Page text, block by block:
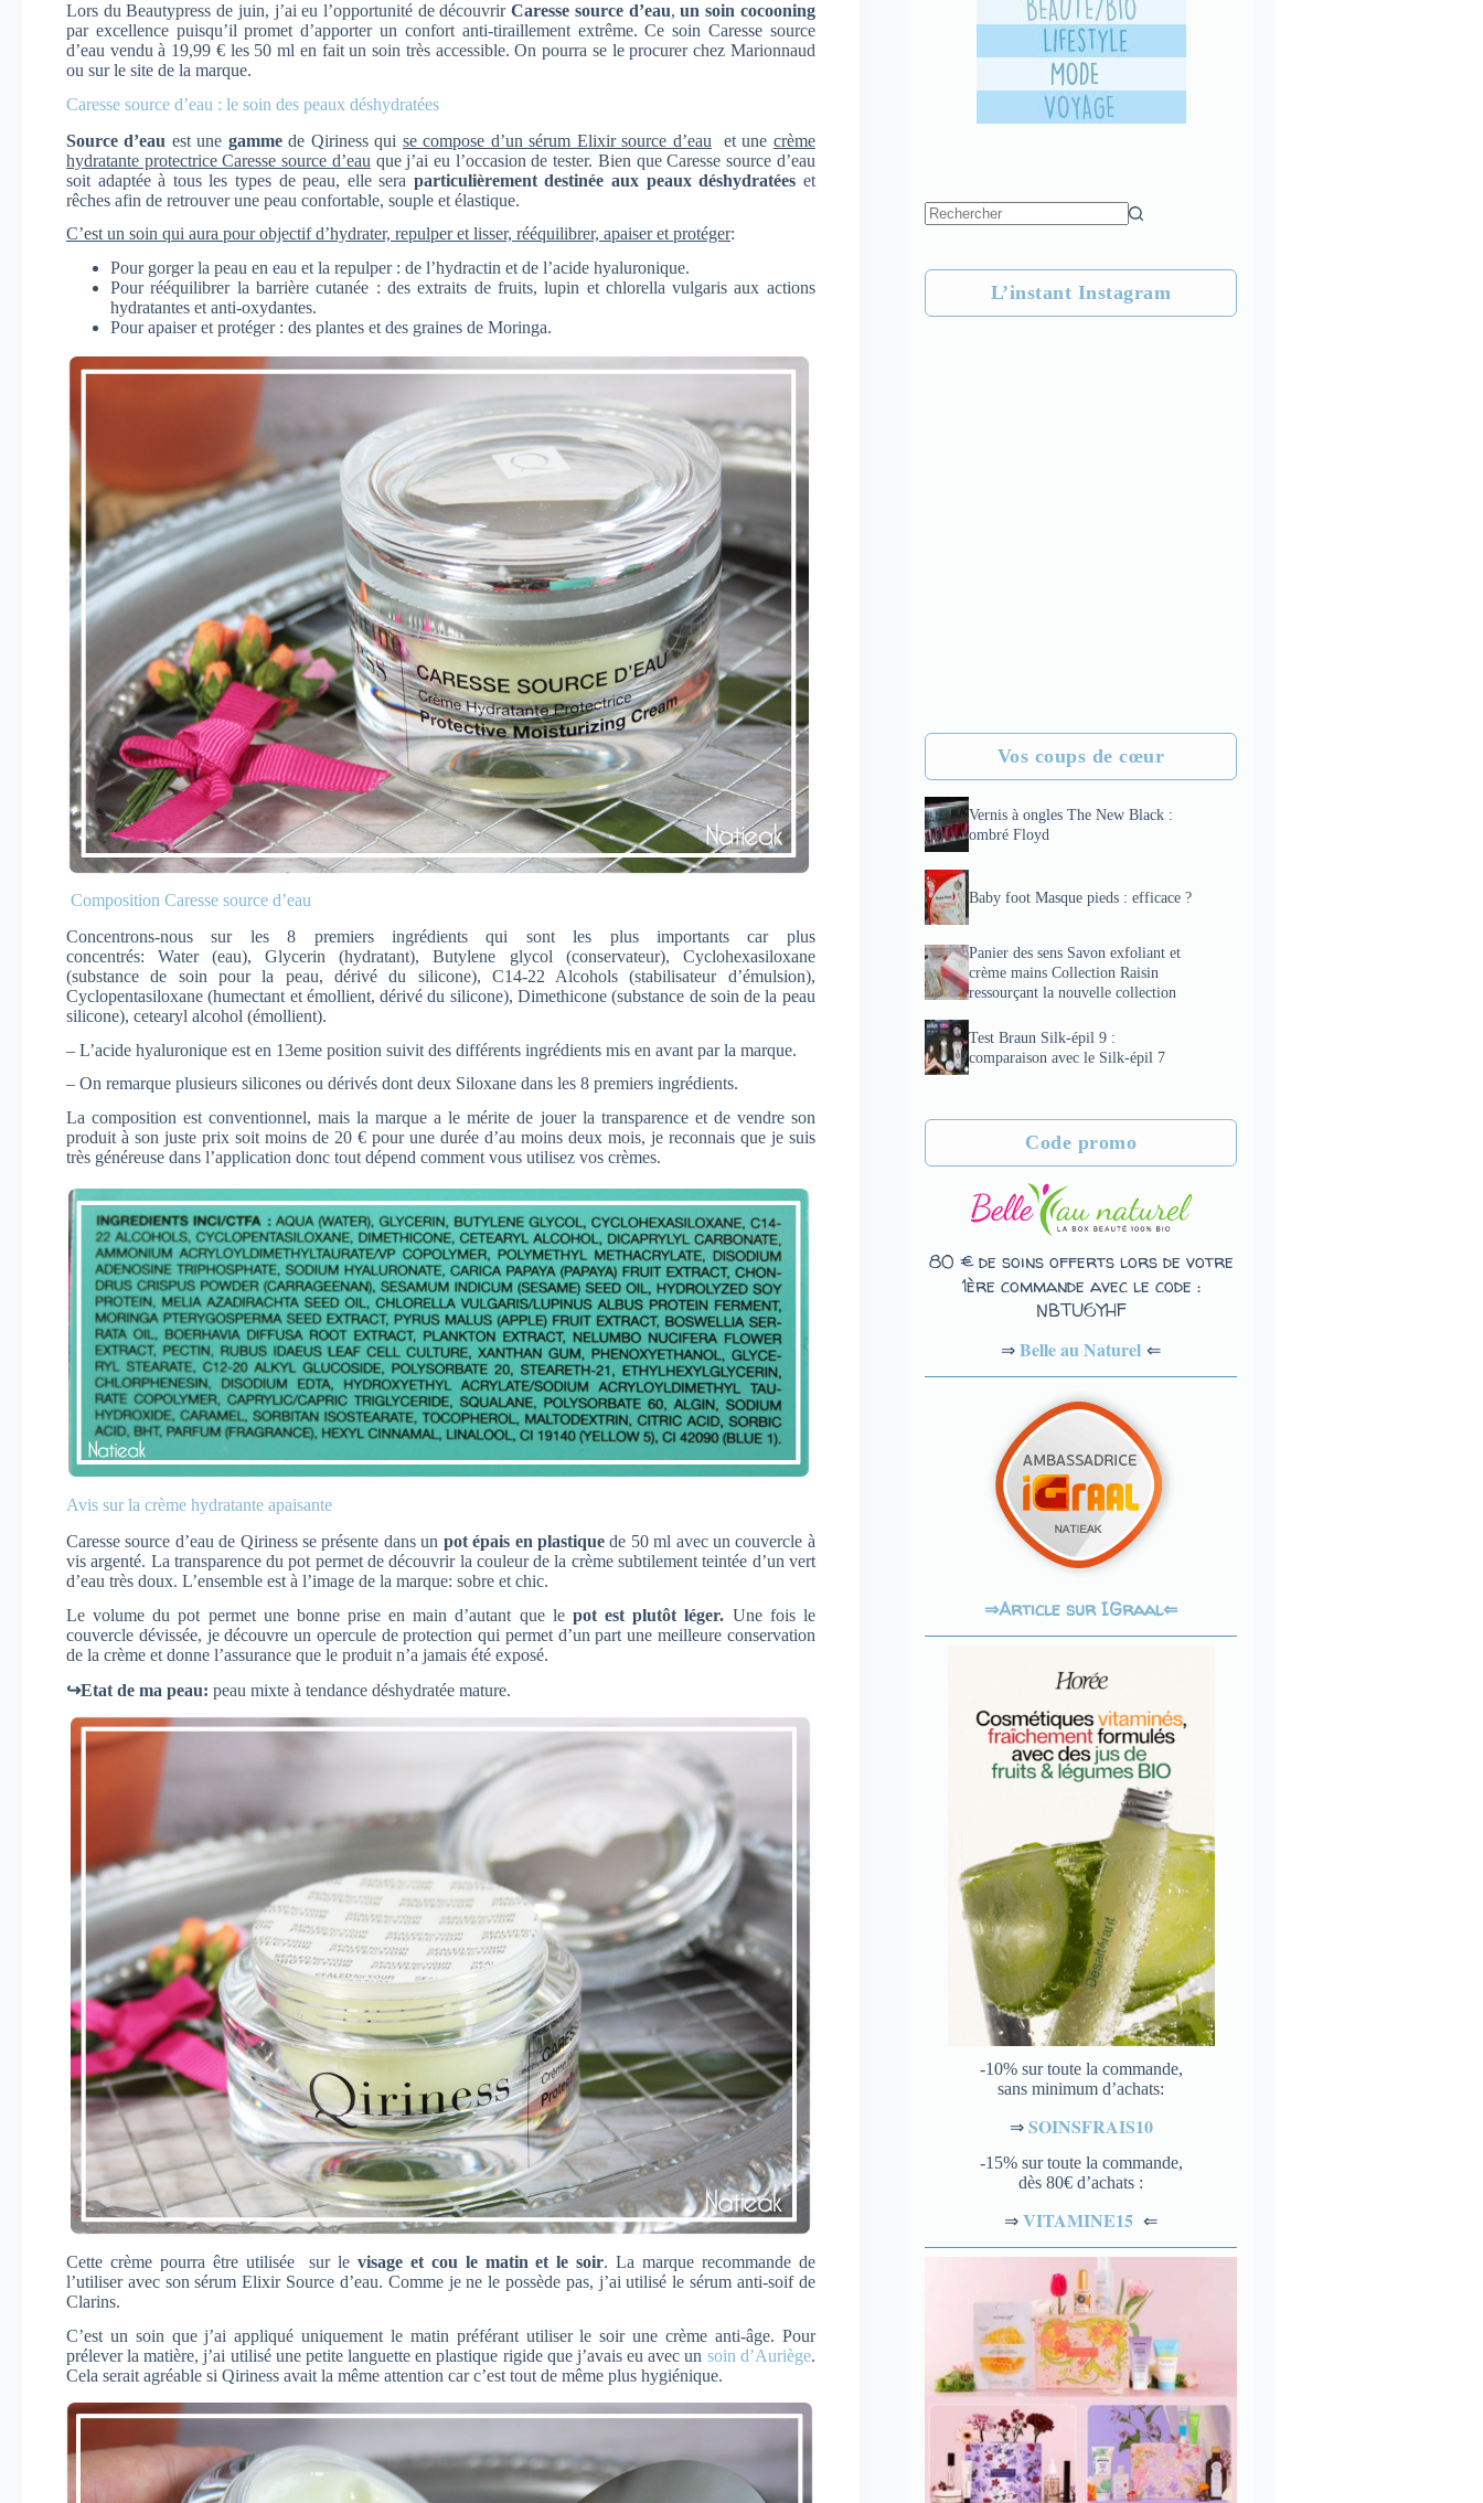
Lors du Beautypress de juin, j’ai eu l’opportunité de découvrirCaresse source d’eau,un soin cocooning
par excellence puisqu’il promet d’apporter un confort anti-tiraillement extrême. Ce soin Caresse source
d’eau vendu à 19,99 € les 50 ml en fait un soin très accessible. On pourra se le procurer chez Marionnaud
ou sur le site de la marque.
Caresse source d’eau : le soin des peaux déshydratées
Source d’eau est une gammede Qiriness qui se compose d’un sérum Elixir source d’eau et une crème
hydratante protectrice Caresse source d’eau que j’ai eu l’occasion de tester. Bien que Caresse source d’eau
soit adaptée à tous les types de peau, elle sera particulièrement destinée aux peaux déshydratées et
rêches afin de retrouver une peau confortable, souple et élastique.
C’est un soin qui aura pour objectif d’hydrater, repulper et lisser, rééquilibrer, apaiser et protéger:
Pour gorger la peau en eau et la repulper : de l’hydractin et de l’acide hyaluronique.
Pour rééquilibrer la barrière cutanée : des extraits de fruits, lupin et chlorella vulgaris aux actions
hydratantes et anti-oxydantes.
Pour apaiser et protéger : des plantes et des graines de Moringa.
Composition Caresse source d’eau
Concentrons-nous sur les 8 premiers ingrédients qui sont les plus importants car plus
concentrés: Water (eau), Glycerin (hydratant), Butylene glycol (conservateur), Cyclohexasiloxane
(substance de soin pour la peau, dérivé du silicone), C14-22 Alcohols (stabilisateur d’émulsion),
Cyclopentasiloxane (humectant et émollient, dérivé du silicone), Dimethicone (substance de soin de la peau
silicone), cetearyl alcohol (émollient).
– L’acide hyaluronique est en 13eme position suivit des différents ingrédients mis en avant par la marque.
– On remarque plusieurs silicones ou dérivés dont deux Siloxane dans les 8 premiers ingrédients.
La composition est conventionnel, mais la marque a le mérite de jouer la transparence et de vendre son
produit à son juste prix soit moins de 20 € pour une durée d’au moins deux mois, je reconnais que je suis
très généreuse dans l’application donc tout dépend comment vous utilisez vos crèmes.
Avis sur la crème hydratante apaisante
Caresse source d’eau de Qiriness se présente dans un pot épais en plastiquede 50 ml avec un couvercle à
vis argenté. La transparence du pot permet de découvrir la couleur de la crème subtilement teintée d’un vert
d’eau très doux. L’ensemble est à l’image de la marque: sobre et chic.
Le volume du pot permet une bonne prise en main d’autant que le pot est plutôt léger. Une fois le
couvercle dévissée, je découvre un opercule de protection qui permet d’un part une meilleure conservation
de la crème et donne l’assurance que le produit n’a jamais été exposé.
↪Etat de ma peau: peau mixte à tendance déshydratée mature.
Cette crème pourra être utilisée sur levisage et cou le matin et le soir. La marque recommande de
l’utiliser avec son sérum Elixir Source d’eau. Comme je ne le possède pas, j’ai utilisé le sérum anti-soif de
Clarins.
C’est un soin que j’ai appliqué uniquement le matin préférant utiliser le soir une crème anti-âge. Pour
prélever la matière, j’ai utilisé une petite languette en plastique rigide que j’avais eu avec un soin d’Auriège.
Cela serait agréable si Qiriness avait la même attention car c’est tout de même plus hygiénique.
L’instant Instagram
Vos coups de cœur
Vernis à ongles The New Black :
ombré Floyd
Baby foot Masque pieds : efficace ?
Panier des sens Savon exfoliant et
crème mains Collection Raisin
ressourçant la nouvelle collection
Test Braun Silk-épil 9 :
comparaison avec le Silk-épil 7
Code promo
80 € de soins offerts lors de votre
1ère commande avec le code :
NBTU6YHF
⇒Belle au Naturel ⇐
⇒Article sur IGraal⇐
-10% sur toute la commande,
sans minimum d’achats:
⇒ SOINSFRAIS10
-15% sur toute la commande,
dès 80€ d’achats :
⇒VITAMINE15 ⇐